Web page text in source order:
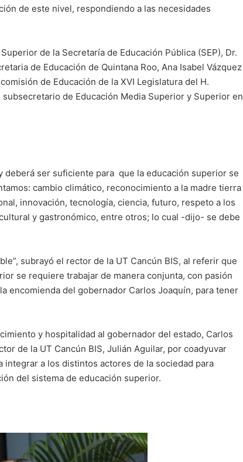
de este nivel, respondiendo a las necesidades
de la Secretaría de Educación Pública (SEP), Dr.
de Educación de Quintana Roo, Ana Isabel Vázquez
de Educación de la XVI Legislatura del H.
de Educación Media Superior y Superior en
ser suficiente para que la educación superior se
cambio climático, reconocimiento a la madre tierra
innovación, tecnología, ciencia, futuro, respeto a los
y gastronómico, entre otros; lo cual -dijo- se debe
subrayó el rector de la UT Cancún BIS, al referir que
se requiere trabajar de manera conjunta, con pasión
encomienda del gobernador Carlos Joaquín, para tener
y hospitalidad al gobernador del estado, Carlos
de la UT Cancún BIS, Julián Aguilar, por coadyuvar
a los distintos actores de la sociedad para
del sistema de educación superior.